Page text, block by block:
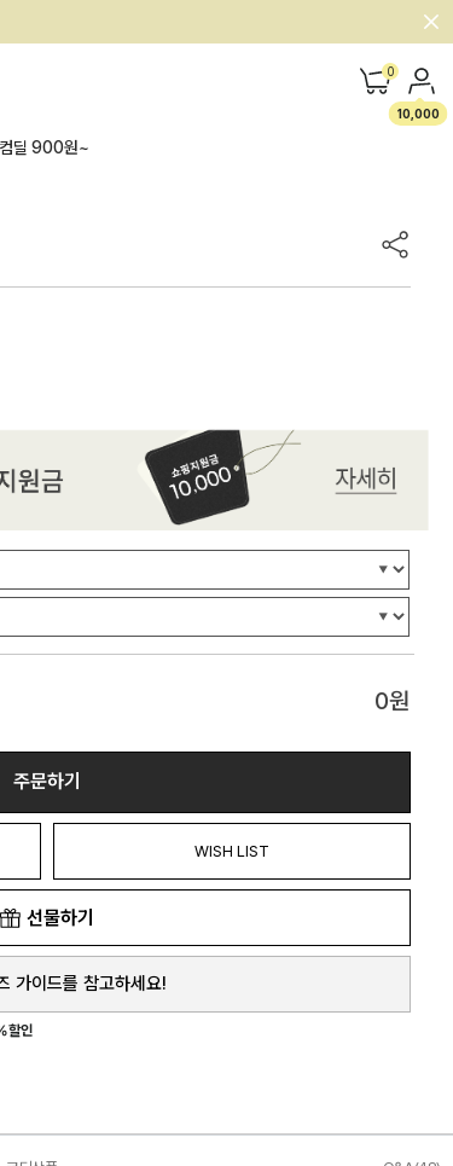
0
10,000
딜 900원~
0원
주문하기
WISH LIST
선물하기
가이드를 참고하세요!
할인